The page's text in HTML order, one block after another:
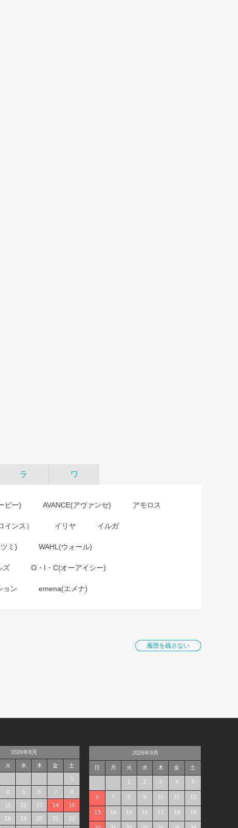
ラ ワ
ビー) AVANCE(アヴァンセ) アモロス
ンス） イリヤ イルガ
ミ) WAHL(ウォール)
ズ O・I・C(オーアイシー)
ョン emena(エメナ)
履歴を残さない
2026年8月
火 水 木 金 土
1
4 5 6 7 8
11 12 13 14 15
18 19 20 21 22
2026年9月
日 月 火 水 木 金 土
1 2 3 4 5
6 7 8 9 10 11 12
13 14 15 16 17 18 19